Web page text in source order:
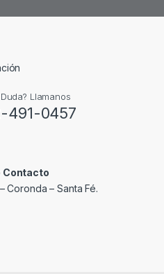
Llamanos
491-0457
Contacto
Coronda – Santa Fé.